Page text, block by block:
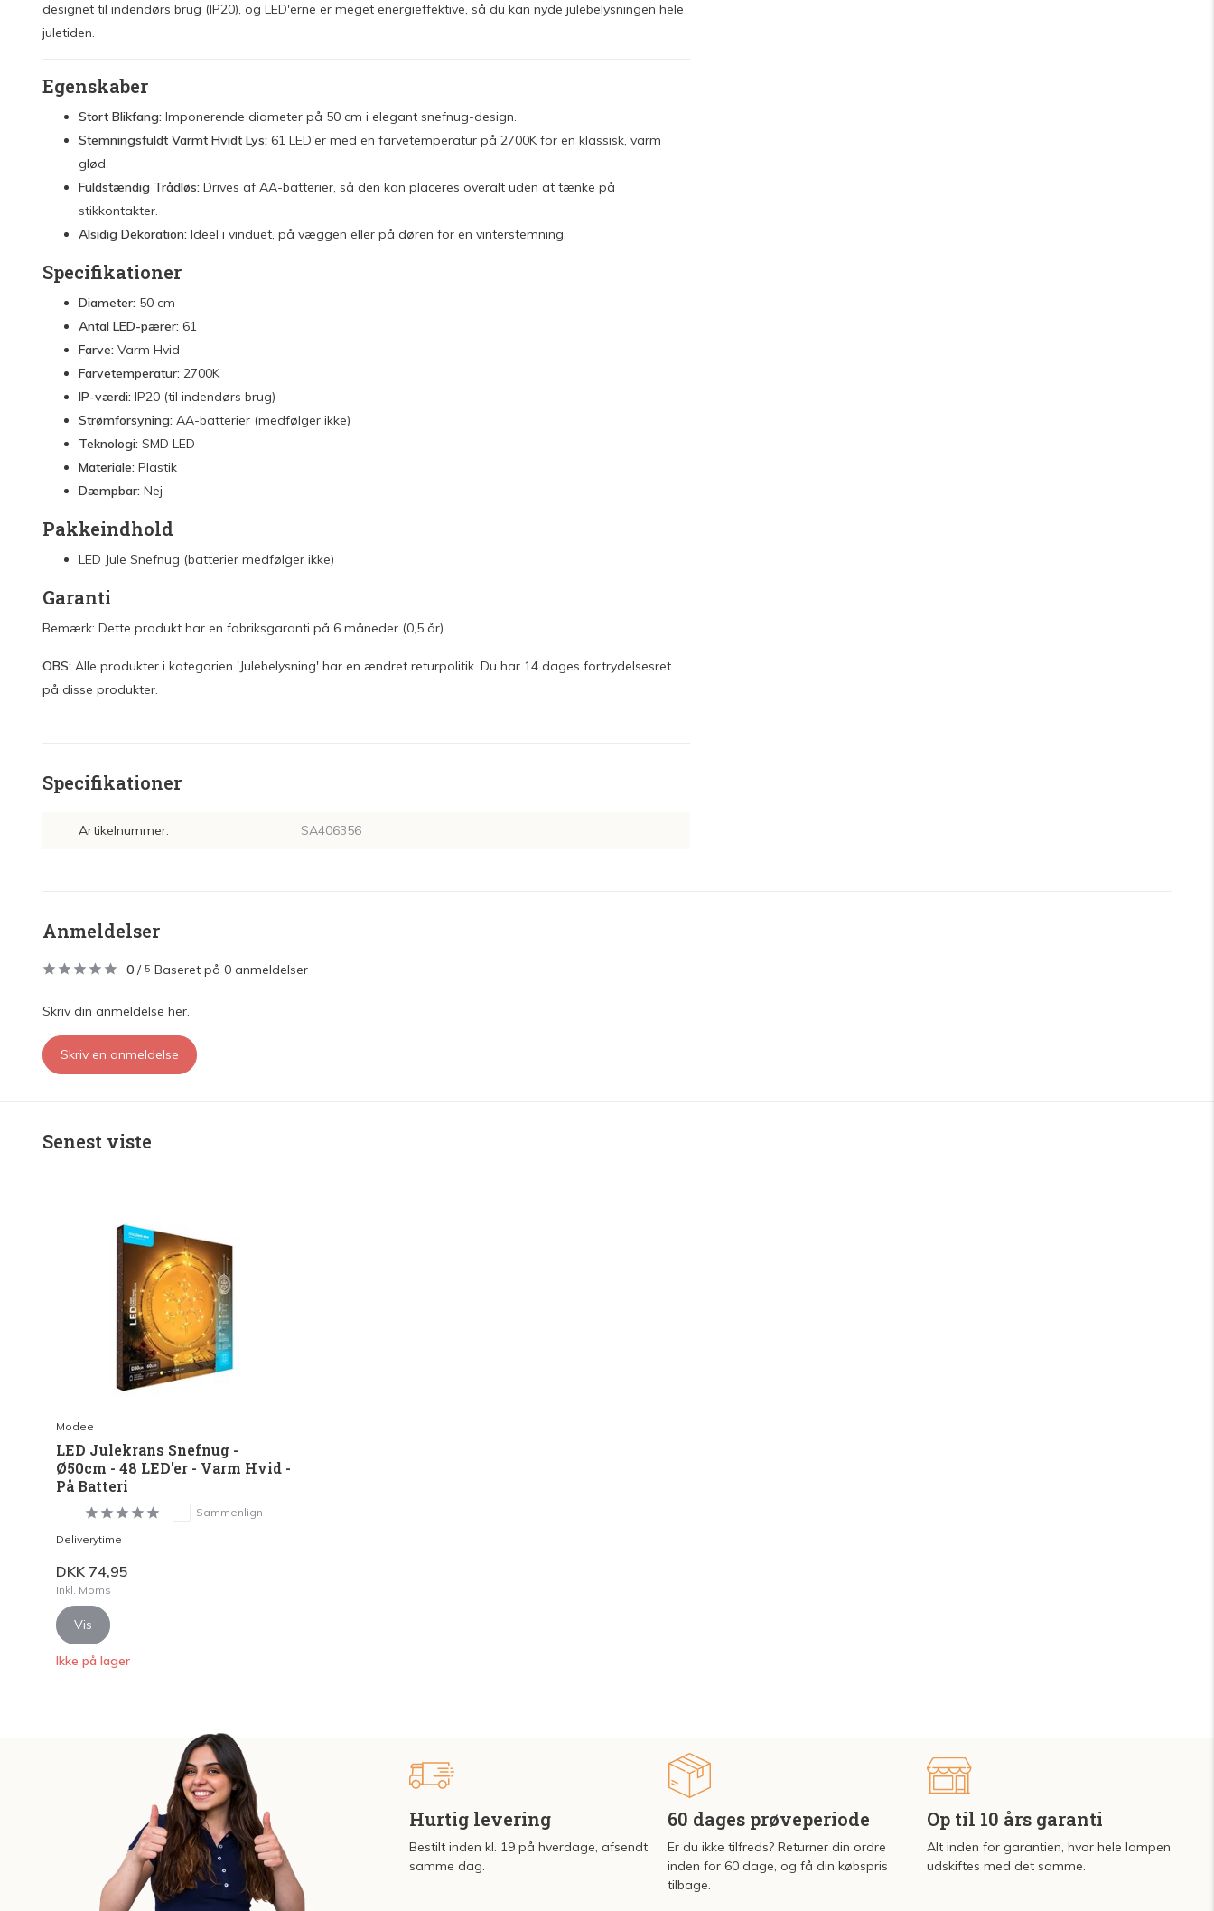
designet til indendørs brug (IP20), og LED'erne er meget energieffektive, så du kan nyde julebelysningen hele
juletiden.
Egenskaber
Stort Blikfang: Imponerende diameter på 50 cm i elegant snefnug-design.
Stemningsfuldt Varmt Hvidt Lys: 61 LED'er med en farvetemperatur på 2700K for en klassisk, varm
glød.
Fuldstændig Trådløs: Drives af AA-batterier, så den kan placeres overalt uden at tænke på
stikkontakter.
Alsidig Dekoration: Ideel i vinduet, på væggen eller på døren for en vinterstemning.
Specifikationer
Diameter: 50 cm
Antal LED-pærer: 61
Farve: Varm Hvid
Farvetemperatur: 2700K
IP-værdi: IP20 (til indendørs brug)
Strømforsyning: AA-batterier (medfølger ikke)
Teknologi: SMD LED
Materiale: Plastik
Dæmpbar: Nej
Pakkeindhold
LED Jule Snefnug (batterier medfølger ikke)
Garanti
Bemærk: Dette produkt har en fabriksgaranti på 6 måneder (0,5 år).
OBS: Alle produkter i kategorien 'Julebelysning' har en ændret returpolitik. Du har 14 dages fortrydelsesret
på disse produkter.
Specifikationer
Artikelnummer: SA406356
Anmeldelser
0 / 5 Baseret på 0 anmeldelser
Skriv din anmeldelse her.
Skriv en anmeldelse
Senest viste
Modee
LED Julekrans Snefnug -
Ø50cm - 48 LED'er - Varm Hvid -
På Batteri
Sammenlign
Deliverytime
DKK 74,95
Inkl. Moms
Vis
Ikke på lager
Hurtig levering
Bestilt inden kl. 19 på hverdage, afsendt
samme dag.
60 dages prøveperiode
Er du ikke tilfreds? Returner din ordre
inden for 60 dage, og få din købspris
tilbage.
Op til 10 års garanti
Alt inden for garantien, hvor hele lampen
udskiftes med det samme.